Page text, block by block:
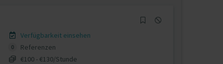
Verfügbarkeit einsehen
0
Referenzen
€100 - €130/Stunde